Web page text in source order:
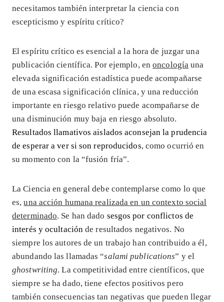
necesitamos también interpretar la ciencia con
escepticismo y espíritu crítico?
El espíritu crítico es esencial a la hora de juzgar una
publicación científica. Por ejemplo, enoncología una
elevada significación estadística puede acompañarse
de una escasa significación clínica, y una reducción
importante en riesgo relativo puede acompañarse de
una disminución muy baja en riesgo absoluto.
Resultados llamativos aislados aconsejan la prudencia
de esperar a ver si son reproducidos, como ocurrió en
su momento con la “fusión fría”.
La Ciencia en general debe contemplarse como lo que
es,una acción humana realizada en un contexto social
determinado. Se han dado sesgos por conflictos de
interés y ocultación de resultados negativos. No
siempre los autores de un trabajo han contribuido a él,
abundando las llamadas “salami publications” y el
ghostwriting. La competitividad entre científicos, que
siempre se ha dado, tiene efectos positivos pero
también consecuencias tan negativas que pueden llegar